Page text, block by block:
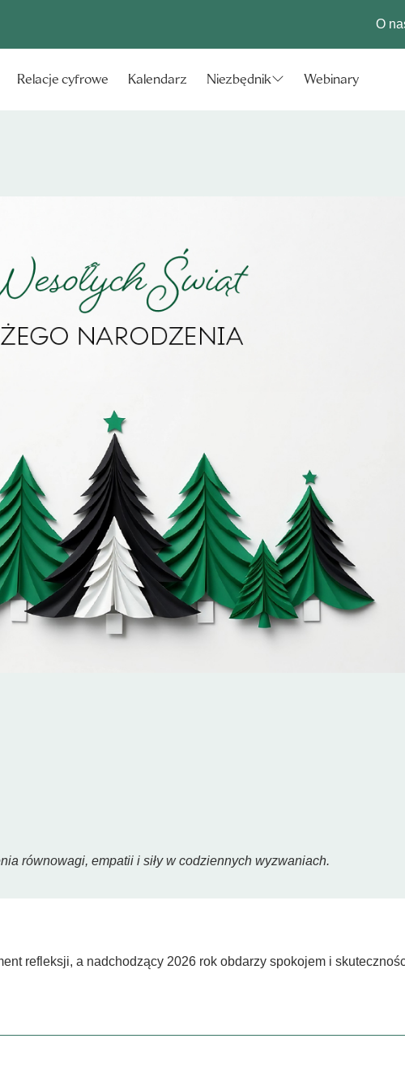
O
Relacje cyfrowe Kalendarz Niezbędnik Webinary
równowagi, empatii i siły w codziennych wyzwaniach.
refleksji, a nadchodzący 2026 rok obdarzy spokojem i